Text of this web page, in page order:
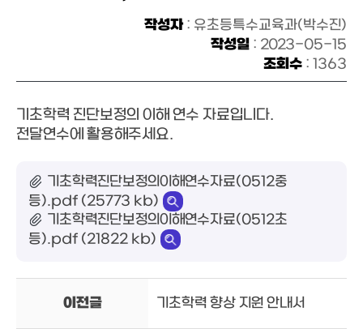
작성자: 유초등특수교육과(박수진)
작성일 : 2023-05-15
조회수 : 1363
기초학력 진단보정의 이해 연수 자료입니다.
전달연수에 활용해주세요.
기초학력진단보정의이해연수자료(0512중
등).pdf (25773 kb)
기초학력진단보정의이해연수자료(0512초
등).pdf (21822 kb)
이전글 기초학력 향상 지원 안내서